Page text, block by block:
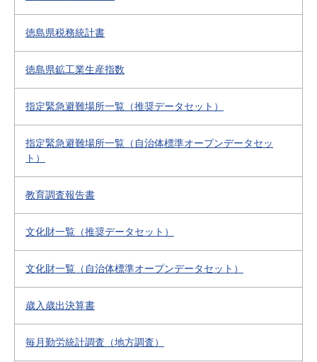
徳島県税務統計書
徳島県鉱工業生産指数
指定緊急避難場所一覧（推奨データセット）
指定緊急避難場所一覧（自治体標準オープンデータセッ
ト）
教育調査報告書
文化財一覧（推奨データセット）
文化財一覧（自治体標準オープンデータセット）
歳入歳出決算書
毎月勤労統計調査（地方調査）